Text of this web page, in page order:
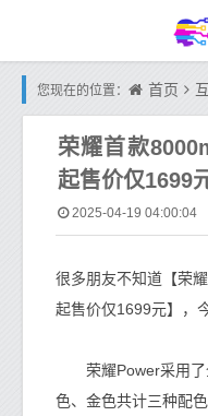
您现在的位置： 首页
荣耀首款
起售价仅1699
2025-04-19 04:00:04
很多朋友不知道【荣
起售价仅1699元】，
荣耀Power采用了
色、金色共计三种配